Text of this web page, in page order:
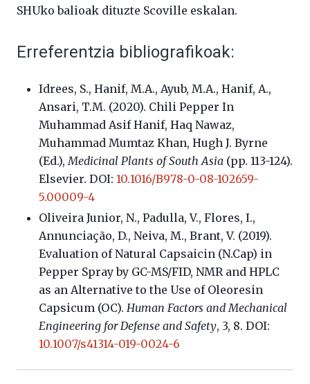
SHUko balioak dituzte Scoville eskalan.
Erreferentzia bibliografikoak:
Idrees, S., Hanif, M.A., Ayub, M.A., Hanif, A.,
Ansari, T.M. (2020). Chili Pepper In
Muhammad Asif Hanif, Haq Nawaz,
Muhammad Mumtaz Khan, Hugh J. Byrne
(Ed.), Medicinal Plants of South Asia (pp. 113-124).
Elsevier. DOI: 10.1016/B978-0-08-102659-
5.00009-4
Oliveira Junior, N., Padulla, V., Flores, I.,
Annunciação, D., Neiva, M., Brant, V. (2019).
Evaluation of Natural Capsaicin (N.Cap) in
Pepper Spray by GC-MS/FID, NMR and HPLC
as an Alternative to the Use of Oleoresin
Capsicum (OC). Human Factors and Mechanical
Engineering for Defense and Safety, 3, 8. DOI:
10.1007/s41314-019-0024-6